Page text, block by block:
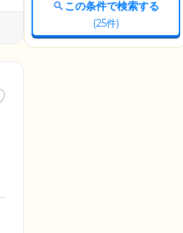
この条件で検索する
(25件)